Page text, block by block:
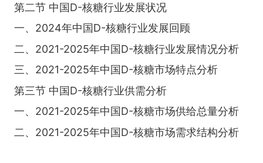
第二节 中国D-核糖行业发展状况
一、2024年中国D-核糖行业发展回顾
二、2021-2025年中国D-核糖行业发展情况分析
三、2021-2025年中国D-核糖市场特点分析
第三节 中国D-核糖行业供需分析
一、2021-2025年中国D-核糖市场供给总量分析
二、2021-2025年中国D-核糖市场需求结构分析